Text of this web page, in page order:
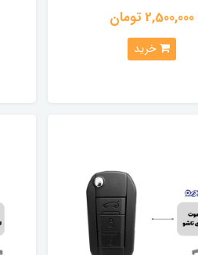
2,500,000 تومان
خرید